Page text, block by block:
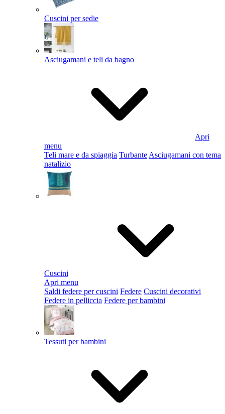
Cuscini per sedie
Asciugamani e teli da bagno
Apri
menu
Teli mare e da spiaggia Turbante Asciugamani con tema
natalizio
Cuscini
Apri menu
Saldi federe per cuscini Federe Cuscini decorativi
Federe in pelliccia Federe per bambini
Tessuti per bambini